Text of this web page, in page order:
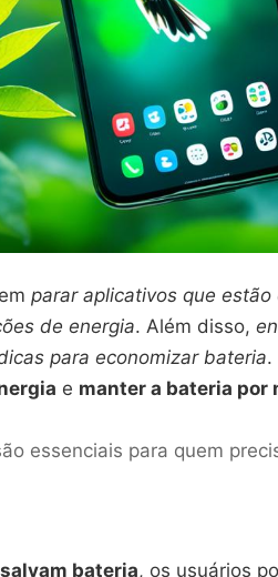
parar aplicativos que
de energia. Além disso,
para economizar bateria.
e manter a bateria por
essenciais para quem
bateria, os usuários